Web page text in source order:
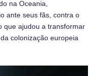
na Oceania,
ante seus fãs, contra o
que ajudou a transformar
colonização europeia